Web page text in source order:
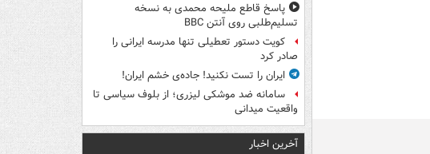
پاسخ قاطع ملیحه محمدی به نسخه
تسلیم‌طلبی روی آنتن BBC
کویت دستور تعطیلی تنها مدرسه ایرانی را
صادر کرد
ایران را تست نکنید! جاده‌ی خشم ایران!
سامانه ضد موشکی لیزری؛ از بلوف سیاسی تا
واقعیت میدانی
آخرین اخبار